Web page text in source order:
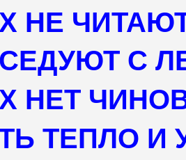
НЕ
С
НЕТ
ТЕПЛО И